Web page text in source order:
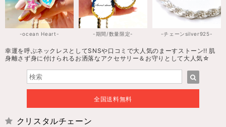
-ocean Heart- -期間/数量限定- -チェーンsilver925-
幸運を呼ぶネックレスとしてSNSや口コミで大人気のまーすストーン!! 肌
身離さず身に付けられるお洒落なアクセサリー＆お守りとして大人気☆
全国送料無料
クリスタルチェーン